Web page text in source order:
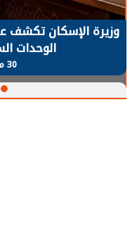
وزيرة الإسكان تكشف
الوحدات